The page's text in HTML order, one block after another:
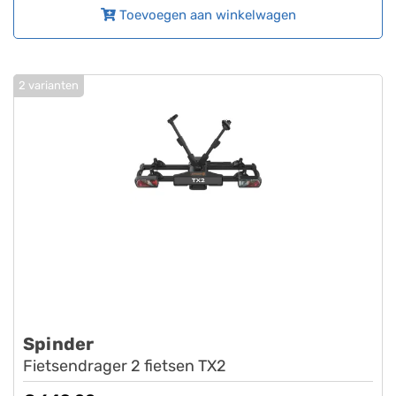
Toevoegen aan winkelwagen
Spinder
Fietsendrager 2 fietsen TX2
2 varianten